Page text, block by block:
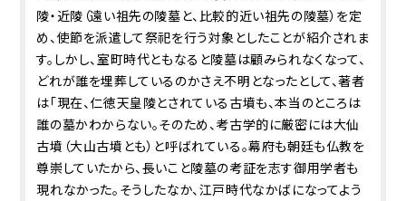
陵・近陵（遠い祖先の陵墓と、比較的近い祖先の陵墓）を定
め、使節を派遣して祭祀を行う対象としたことが紹介されま
す。しかし、室町時代ともなると陵墓は顧みられなくなって、
どれが誰を埋葬しているのかさえ不明となったとして、著者
は「現在、仁徳天皇陵とされている古墳も、本当のところは
誰の墓かわからない。そのため、考古学的に厳密には大仙
古墳（大山古墳とも）と呼ばれている。幕府も朝廷も仏教を
尊崇していたから、長いこと陵墓の考証を志す御用学者も
現れなかった。そうしたなか、江戸時代なかばになってよう